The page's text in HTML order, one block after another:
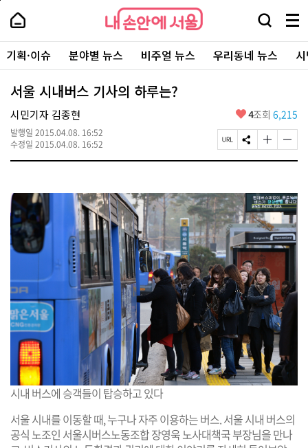
본
로
가
기
내
손
안
에
서
울
-
서
울
시
대
표
소
털
내
손
에
서
울
검
창
열
기
메
뉴
전
체
보
주
요
서
기획·이슈 분야별 뉴스 비주얼 뉴스 우리동네 뉴스
서울 시내버스 기사의 하루는?
시민기자 김종현
발행일 2015.04.08. 16:52
수정일 2015.04.08. 16:52
좋
요
4조회 6,215
페
이
R
L
복
사
S
N
유
하
기
글
자
크
게
변
경
하
기
글
자
작
게
변
경
하
기
시내 버스에 승객들이 탑승하고 있다
서울 시내를 이동할 때, 누구나 자주 이용하는 버스. 서울 시내 버스의
공식 노조인 서울시버스노동조합 장영욱 노사대책국 부장님을 만나
페
상
단
으
로